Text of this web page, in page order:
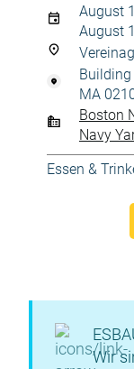
August
August
Building
MA
Boston
Navy
Essen &
Wir